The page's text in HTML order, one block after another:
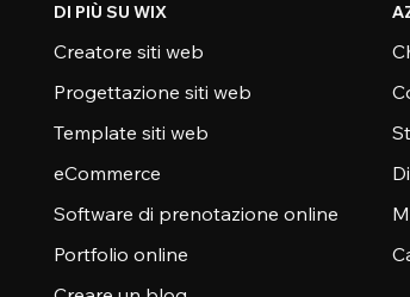
DI PIÙ SU WIX
Creatore siti web
Progettazione siti web
Template siti web
eCommerce
Software di prenotazione online
Portfolio online